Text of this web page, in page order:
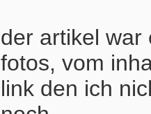
der artikel war
fotos, vom
link den ich